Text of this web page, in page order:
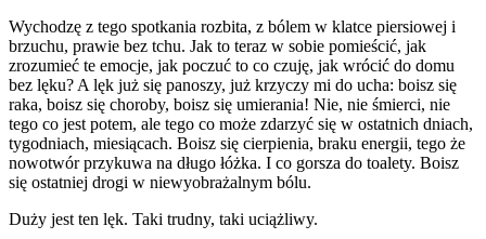
Wychodzę z tego spotkania rozbita, z bólem w klatce piersiowej i
brzuchu, prawie bez tchu. Jak to teraz w sobie pomieścić, jak
zrozumieć te emocje, jak poczuć to co czuję, jak wrócić do domu
bez lęku? A lęk już się panoszy, już krzyczy mi do ucha: boisz się
raka, boisz się choroby, boisz się umierania! Nie, nie śmierci, nie
tego co jest potem, ale tego co może zdarzyć się w ostatnich dniach,
tygodniach, miesiącach. Boisz się cierpienia, braku energii, tego że
nowotwór przykuwa na długo łóżka. I co gorsza do toalety. Boisz
się ostatniej drogi w niewyobrażalnym bólu.
Duży jest ten lęk. Taki trudny, taki uciążliwy.